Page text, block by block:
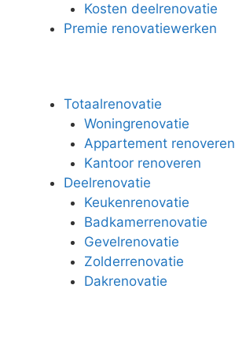
Kosten deelrenovatie
Premie renovatiewerken
Totaalrenovatie
Woningrenovatie
Appartement renoveren
Kantoor renoveren
Deelrenovatie
Keukenrenovatie
Badkamerrenovatie
Gevelrenovatie
Zolderrenovatie
Dakrenovatie